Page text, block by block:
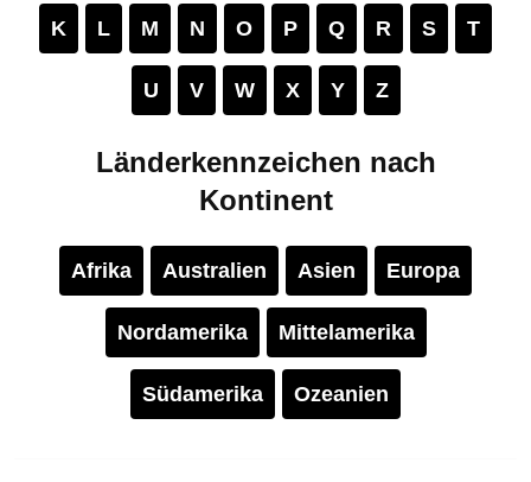
K L M N O P Q R S T
U V W X Y Z
Länderkennzeichen nach
Kontinent
Afrika Australien Asien Europa
Nordamerika Mittelamerika
Südamerika Ozeanien